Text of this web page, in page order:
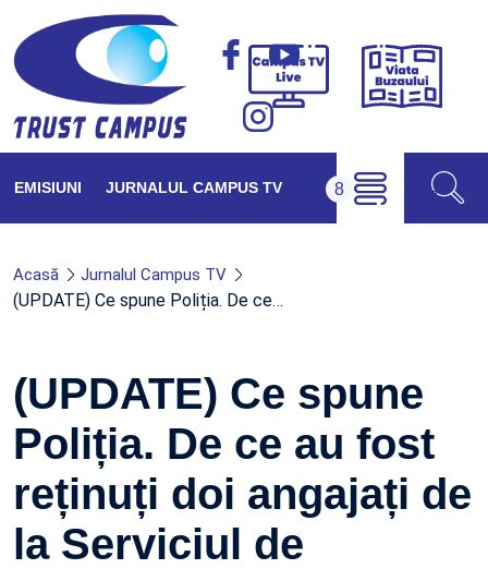
Campus
Viața
EMISIUNI JURNALUL CAMPUS TV
Acasă Jurnalul Campus TV
(UPDATE) Ce spune Poliția. De ce…
(UPDATE) Ce spune
Poliția. De ce au fost
reținuți doi angajați de
la Serviciul de